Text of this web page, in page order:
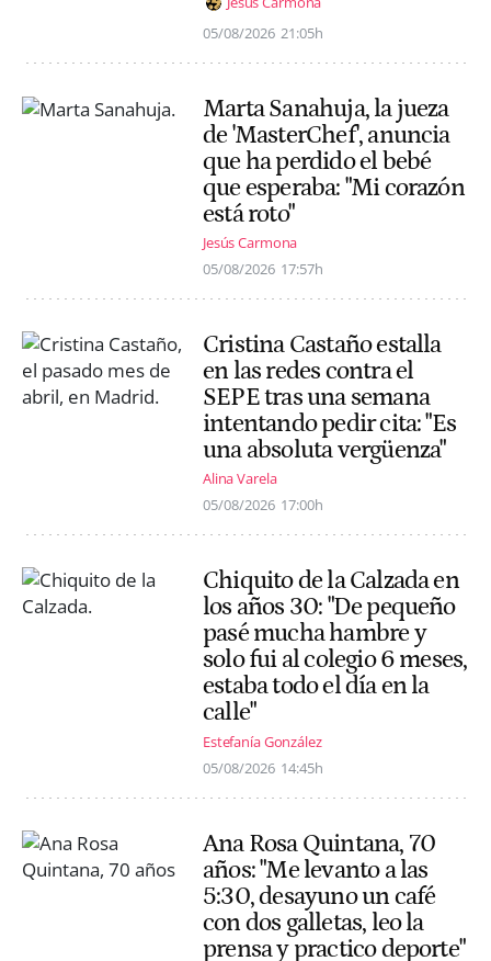
05/08/2026 21:05h
Marta Sanahuja, la jueza
de 'MasterChef', anuncia
que ha perdido el bebé
que esperaba: "Mi corazón
está roto"
Jesús Carmona
05/08/2026 17:57h
Cristina Castaño estalla
en las redes contra el
SEPE tras una semana
intentando pedir cita: "Es
una absoluta vergüenza"
Alina Varela
05/08/2026 17:00h
Chiquito de la Calzada en
los años 30: "De pequeño
pasé mucha hambre y
solo fui al colegio 6 meses,
estaba todo el día en la
calle"
Estefanía González
05/08/2026 14:45h
Ana Rosa Quintana, 70
años: "Me levanto a las
5:30, desayuno un café
con dos galletas, leo la
prensa y practico deporte"